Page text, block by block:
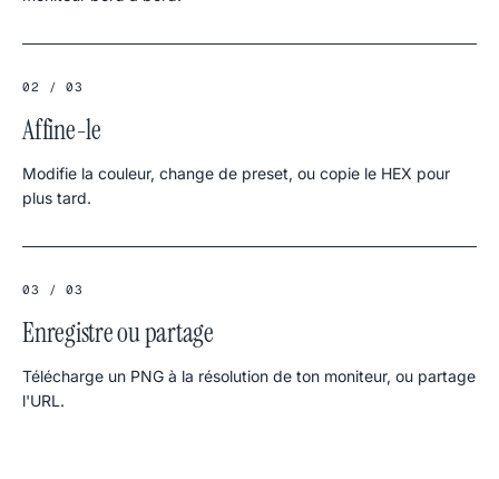
02 / 03
Affine-le
Modifie la couleur, change de preset, ou copie le HEX pour
plus tard.
03 / 03
Enregistre ou partage
Télécharge un PNG à la résolution de ton moniteur, ou partage
l'URL.